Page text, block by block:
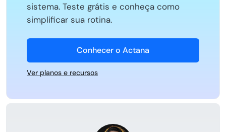
sistema. Teste grátis e conheça como
simplificar sua rotina.
Conhecer o Actana
Ver planos e recursos